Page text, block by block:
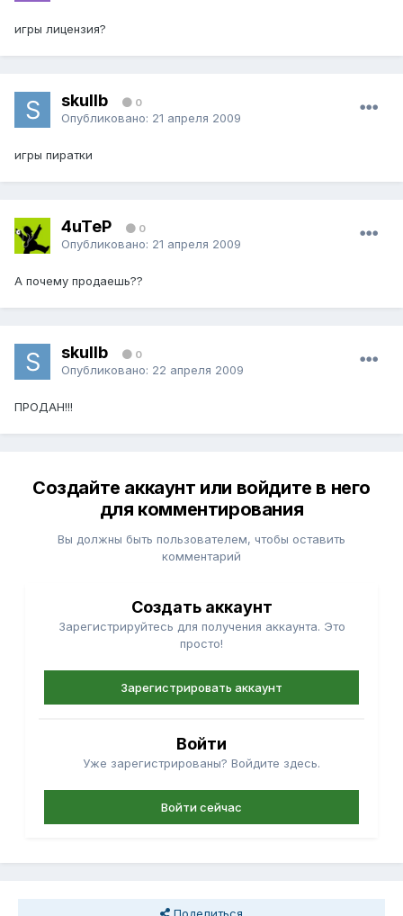
игры лицензия?
skullb 0
Опубликовано: 21 апреля 2009
игры пиратки
4uTeP 0
Опубликовано: 21 апреля 2009
А почему продаешь??
skullb 0
Опубликовано: 22 апреля 2009
ПРОДАН!!!
Создайте аккаунт или войдите в него
для комментирования
Вы должны быть пользователем, чтобы оставить
комментарий
Создать аккаунт
Зарегистрируйтесь для получения аккаунта. Это
просто!
Зарегистрировать аккаунт
Войти
Уже зарегистрированы? Войдите здесь.
Войти сейчас